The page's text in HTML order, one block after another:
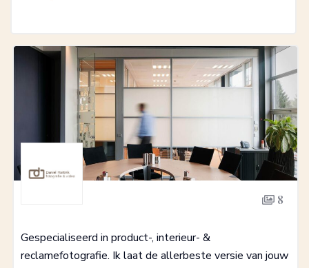
8
Gespecialiseerd in product-, interieur- &
reclamefotografie. Ik laat de allerbeste versie van jouw